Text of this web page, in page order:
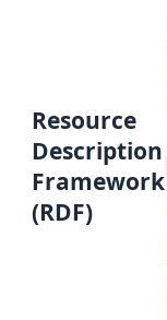
Resource
Description
Framework
(RDF)